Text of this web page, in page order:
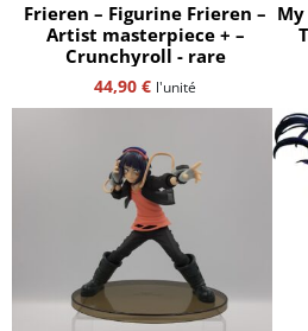
Frieren – Figurine Frieren –
Artist masterpiece + –
Crunchyroll - rare
44,90 € l'unité